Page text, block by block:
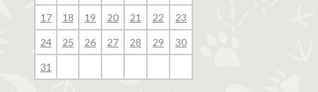
17 18 19 20 21 22 23
24 25 26 27 28 29 30
31